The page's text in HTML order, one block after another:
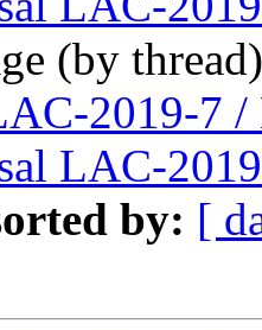
(by
2019-7
LAC-
by: [